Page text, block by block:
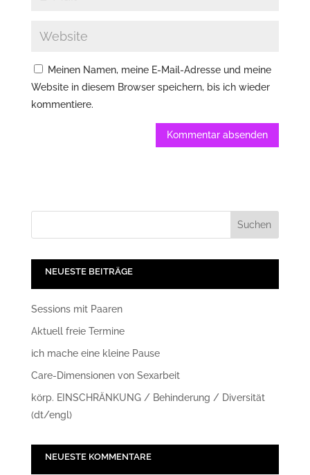
Meinen Namen, meine E-Mail-Adresse und meine
Website in diesem Browser speichern, bis ich wieder
kommentiere.
NEUESTE BEITRÄGE
Sessions mit Paaren
Aktuell freie Termine
ich mache eine kleine Pause
Care-Dimensionen von Sexarbeit
körp. EINSCHRÄNKUNG / Behinderung / Diversität
(dt/engl)
NEUESTE KOMMENTARE